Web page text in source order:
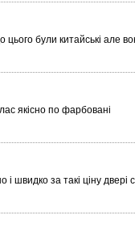
були китайські але
якісно по фарбовані
швидко за такі ціну двері